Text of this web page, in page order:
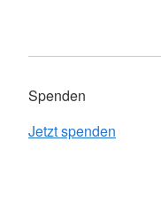
Spenden
Jetzt spenden